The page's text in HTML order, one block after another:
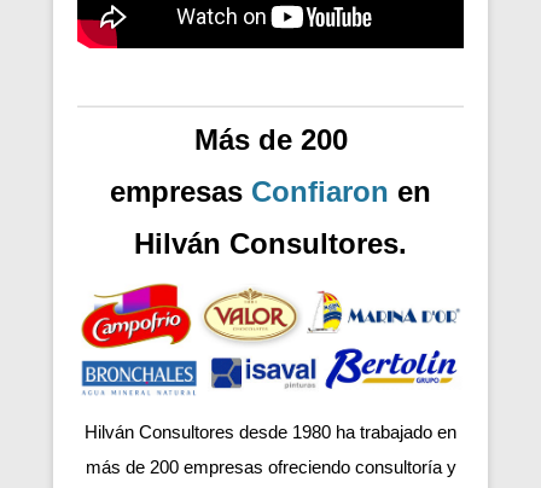
Más de 200
empresas Confiaron en
Hilván Consultores.
Hilván Consultores desde 1980 ha trabajado en
más de 200 empresas ofreciendo consultoría y